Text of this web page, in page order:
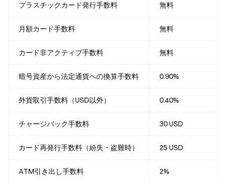
プラスチックカード発行手数料 無料
月額カード手数料 無料
カード非アクティブ手数料 無料
暗号資産から法定通貨への換算手数料 0.90%
外貨取引手数料（USD以外） 0.40%
チャージバック手数料 30 USD
カード再発行手数料（紛失・盗難時） 25 USD
ATM引き出し手数料 2%